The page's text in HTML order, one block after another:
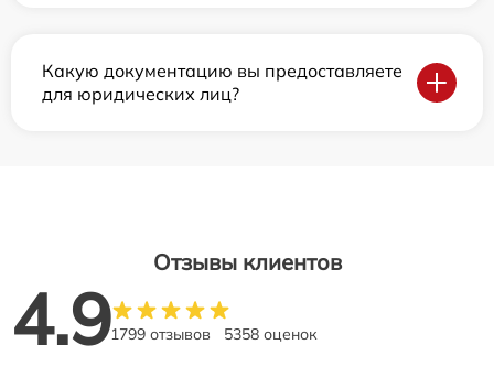
Какую документацию вы предоставляете
для юридических лиц?
Отзывы клиентов
4.91799 отзывов 5358 оценок